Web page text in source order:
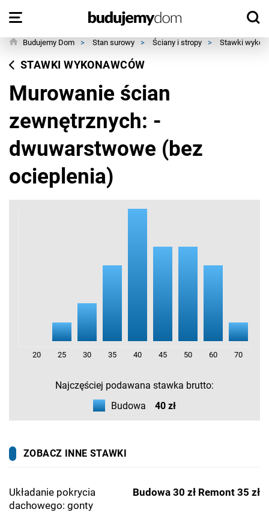
Budujemy Dom > Stan surowy > Ściany i stropy > Stawki
STAWKI WYKONAWCÓW
Murowanie ścian
zewnętrznych: -
dwuwarstwowe (bez
ocieplenia)
20 25 30 35 40 45 50 60 70
Najczęściej podawana stawka brutto:
Budowa
40 zł
ZOBACZ INNE STAWKI
Układanie pokrycia
dachowego: gonty
Budowa 30 zł Remont 35 zł